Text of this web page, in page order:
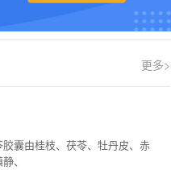
更多>
囊由桂枝、茯苓、牡丹皮、赤
、